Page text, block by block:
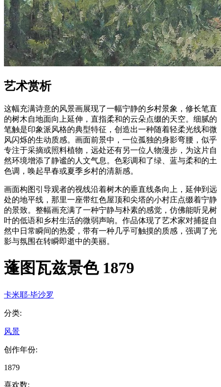
艺术赏析
这幅充满诗意的风景画展现了一幅宁静的乡村景象，修长笔直
的树木自地面向上延伸，直指柔和的云朵点缀的天空。细腻的
笔触是印象派风格的典型特征，创造出一种随着轻柔光线和微
风闪烁的生动质感。画面前景中，一位孤独的身影弯腰，似乎
专注于采摘或照料植物，远处还有另一位人物漫步，为这片自
然环境增添了静谧的人文气息。色彩调和了绿、蓝与柔和的土
色调，唤起早春或夏季乡村的清新感。
画面构图引导观者的视线沿着树木的垂直线条向上，延伸到远
处的地平线，那里一座带红色屋顶和尖塔的小村庄点缀着宁静
的景致。整幅画充满了一种宁静与朴素的感觉，仿佛能听见树
叶的低语和乡村生活的微弱声响。作品体现了艺术家对捕捉自
然中日常瞬间的热爱，带有一种几乎可触摸的质感，强调了光
影与氛围在转瞬即逝中的美丽。
蓬图瓦兹景色 1879
卡米耶·毕沙罗
分类:
风景
创作年份:
1879
喜欢数: